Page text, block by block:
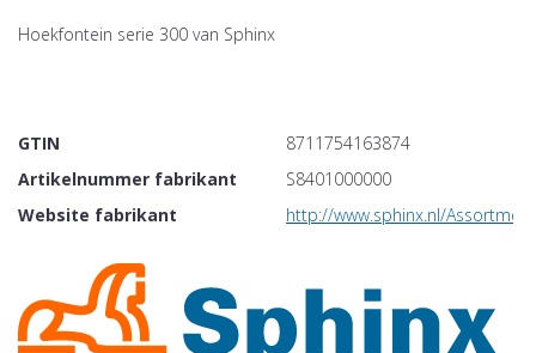
Hoekfontein serie 300 van Sphinx
GTIN
8711754163874
Artikelnummer fabrikant
S8401000000
Website fabrikant
http://www.sphinx.nl/